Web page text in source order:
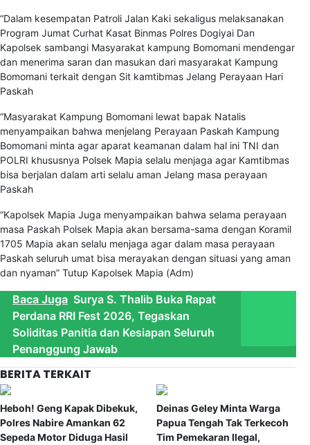
“Dalam kesempatan Patroli Jalan Kaki sekaligus melaksanakan
Program Jumat Curhat Kasat Binmas Polres Dogiyai Dan
Kapolsek sambangi Masyarakat kampung Bomomani mendengar
dan menerima saran dan masukan dari masyarakat Kampung
Bomomani terkait dengan Sit kamtibmas Jelang Perayaan Hari
Paskah
“Masyarakat Kampung Bomomani lewat bapak Natalis
menyampaikan bahwa menjelang Perayaan Paskah Kampung
Bomomani minta agar aparat keamanan dalam hal ini TNI dan
POLRI khususnya Polsek Mapia selalu menjaga agar Kamtibmas
bisa berjalan dalam arti selalu aman Jelang masa perayaan
Paskah
“Kapolsek Mapia Juga menyampaikan bahwa selama perayaan
masa Paskah Polsek Mapia akan bersama-sama dengan Koramil
1705 Mapia akan selalu menjaga agar dalam masa perayaan
Paskah seluruh umat bisa merayakan dengan situasi yang aman
dan nyaman” Tutup Kapolsek Mapia (Adm)
Baca Juga Surya S. Thalib Buka Rapat
Perdana RRI Fest 2026, Tegaskan
Soliditas Panitia dan Kesiapan Seluruh
Penanggung Jawab
BERITA TERKAIT
Heboh! Geng Kapak Dibekuk,
Polres Nabire Amankan 62
Sepeda Motor Diduga Hasil
Deinas Geley Minta Warga
Papua Tengah Tak Terkecoh
Tim Pemekaran Ilegal,